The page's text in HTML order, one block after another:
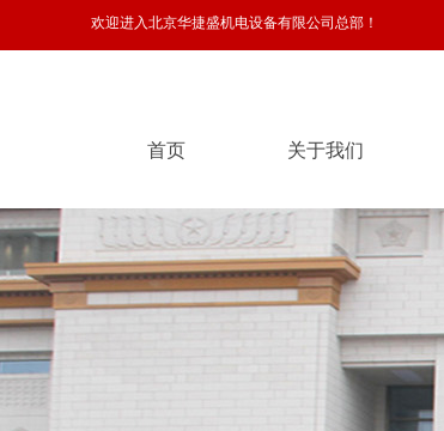
欢迎进入北京华捷盛机电设备有限公司总部！
首页
首页
关于我们
关于我们